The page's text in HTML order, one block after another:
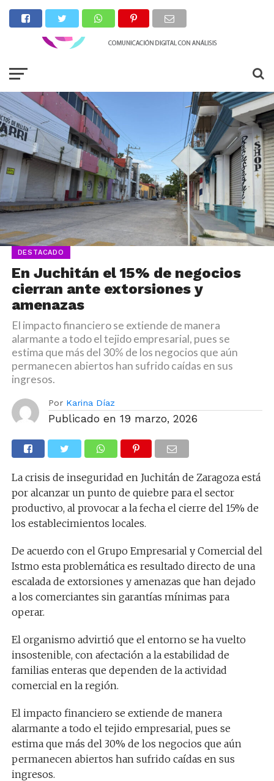
DESTACADO
En Juchitán el 15% de negocios
cierran ante extorsiones y
amenazas
El impacto financiero se extiende de manera
alarmante a todo el tejido empresarial, pues se
estima que más del 30% de los negocios que aún
permanecen abiertos han sufrido caídas en sus
ingresos.
Por Karina Díaz
Publicado en 19 marzo, 2026
La crisis de inseguridad en Juchitán de Zaragoza está
por alcanzar un punto de quiebre para el sector
productivo, al provocar a la fecha el cierre del 15% de
los establecimientos locales.
De acuerdo con el Grupo Empresarial y Comercial del
Istmo esta problemática es resultado directo de una
escalada de extorsiones y amenazas que han dejado
a los comerciantes sin garantías mínimas para
operar.
El organismo advirtió que el entorno se ha vuelto
insostenible, con afectación a la estabilidad de
familias enteras que dependen de la actividad
comercial en la región.
El impacto financiero se extiende de manera
alarmante a todo el tejido empresarial, pues se
estima que más del 30% de los negocios que aún
permanecen abiertos han sufrido caídas en sus
ingresos.